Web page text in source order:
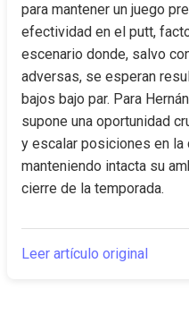
para mantener un juego
efectividad en el putt,
escenario donde, salvo
adversas, se esperan
bajos bajo par. Para
supone una oportunidad
y escalar posiciones en la
manteniendo intacta su
cierre de la temporada.
Leer artículo original